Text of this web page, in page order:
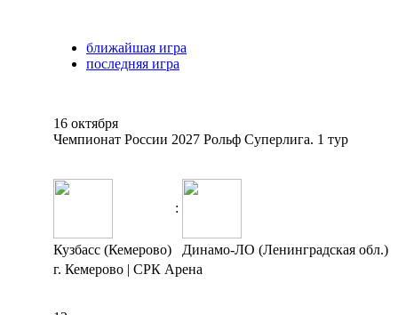
ближайшая игра
последняя игра
16 октября
Чемпионат России 2027 Рольф Суперлига. 1 тур
:
Кузбасс (Кемерово)
Динамо-ЛО (Ленинградская обл.)
г. Кемерово | СРК Арена